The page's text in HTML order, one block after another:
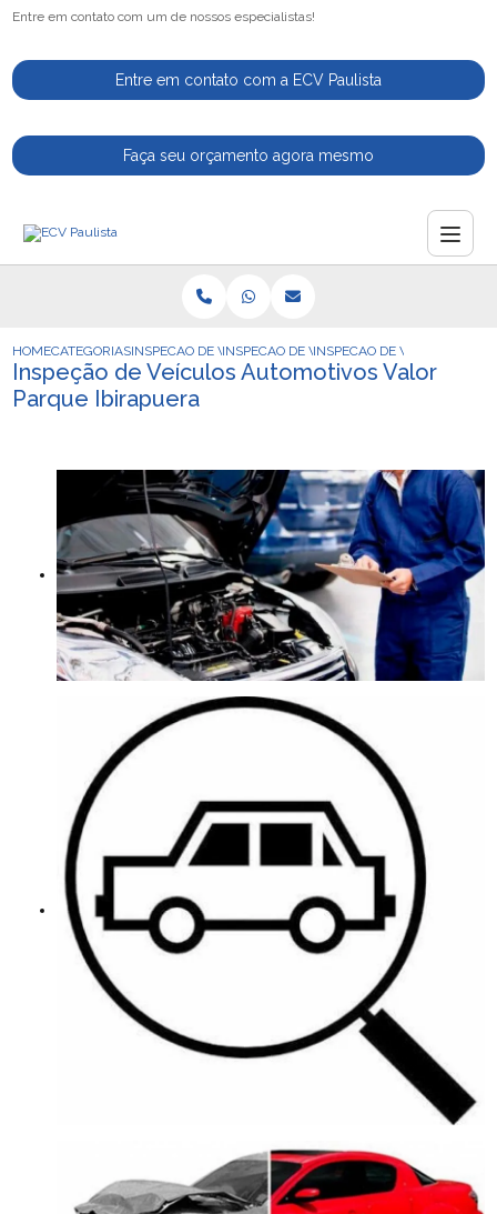
Entre em contato com um de nossos especialistas!
Entre em contato com a ECV Paulista
Faça seu orçamento agora mesmo
HOMECATEGORIASINSPECAO DE VEICULOSINSPECAO DE VEICULOS PARA VENDA
INSPECAO DE VEICULOS
Inspeção de Veículos Automotivos Valor
Parque Ibirapuera